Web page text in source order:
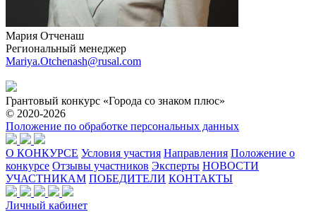
Мария Отченаш
Региональный менеджер
Mariya.Otchenash@rusal.com
Грантовый конкурс «Города со знаком плюс»
© 2020-2026
Положение по обработке персональных данных
О КОНКУРСЕ Условия участия Направления Положение о
конкурсе Отзывы участников Эксперты НОВОСТИ
УЧАСТНИКАМ ПОБЕДИТЕЛИ КОНТАКТЫ
Личный кабинет